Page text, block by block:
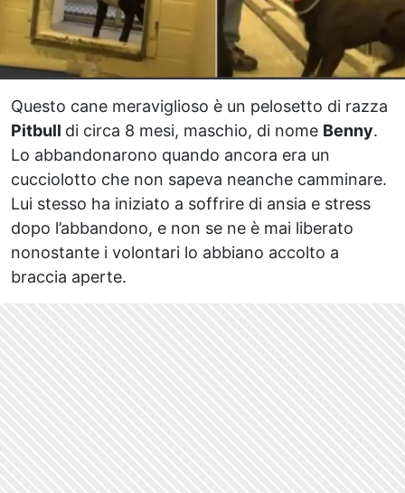
Questo cane meraviglioso è un pelosetto di razza
Pitbull di circa 8 mesi, maschio, di nome Benny.
Lo abbandonarono quando ancora era un
cucciolotto che non sapeva neanche camminare.
Lui stesso ha iniziato a soffrire di ansia e stress
dopo l’abbandono, e non se ne è mai liberato
nonostante i volontari lo abbiano accolto a
braccia aperte.